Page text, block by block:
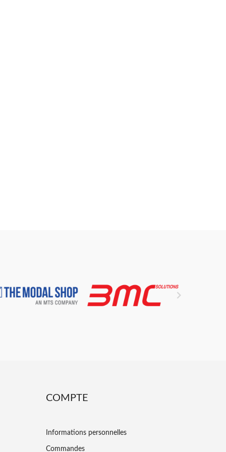

COMPTE
Informations personnelles
Commandes